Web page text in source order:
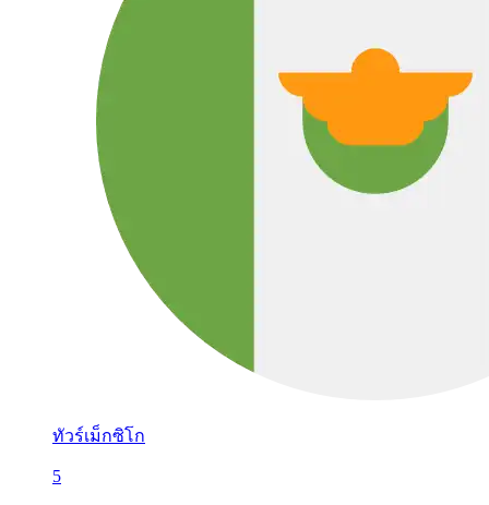
ทัวร์เม็กซิโก
5